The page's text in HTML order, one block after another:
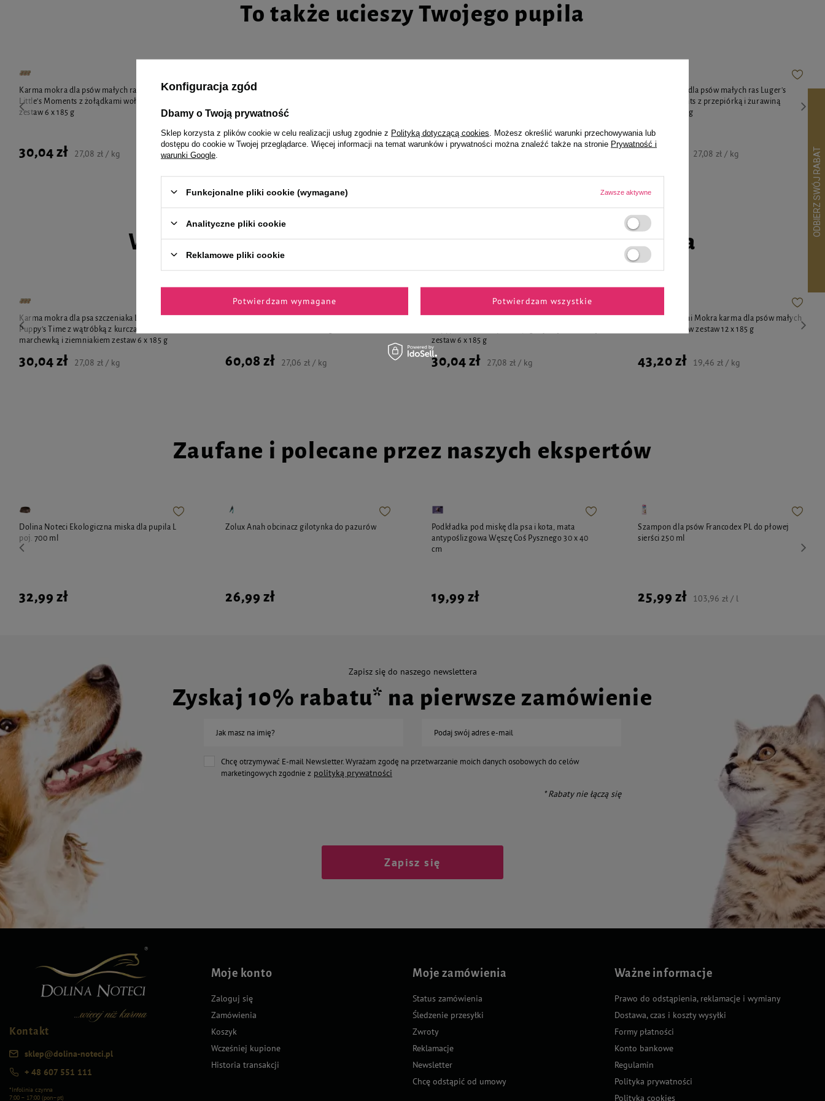
To także ucieszy Twojego pupila
Karma mokra dla psów małych ras Luger's
Little's Moments z żołądkami wołowymi i dynią
zestaw 6 x 185 g
30,04 zł 27,08 zł / kg
Karma mokra dla psów małych ras Luger's
brązowym zestaw 6 x 185 g
30,04 zł 30,04 zł
Karma mokra dla psów małych ras Luger's
Little's Moments z przepiórką i żurawiną
zestaw 6 x 185 g
30,04 zł 27,08 zł / kg
Wybrane specjalnie dla Ciebie i Twojego czworonoga
Karma mokra dla psa szczeniaka Luger's
Puppy's Time z wątróbką z kurczaka,
marchewką i ziemniakiem zestaw 6 x 185 g
30,04 zł 27,08 zł / kg 60,08 zł 27,06 zł / kg
zestaw 6 x 185 g
30,04 zł 27,08 zł / kg
Super Rafi Mini Mokra karma dla psów małych
ras mix smaków zestaw 12 x 185 g
43,20 zł 19,46 zł / kg
Zaufane i polecane przez naszych ekspertów
Dolina Noteci Ekologiczna miska dla pupila L
poj. 700 ml
32,99 zł
Zolux Anah obcinacz gilotynka do pazurów
26,99 zł
Podkładka pod miskę dla psa i kota, mata
antypoślizgowa Węszę Coś Pysznego 30 x 40
cm
19,99 zł
Szampon dla psów Francodex PL do płowej
sierści 250 ml
25,99 zł 103,96 zł / l
Zapisz się do naszego newslettera
Zyskaj 10% rabatu* na pierwsze zamówienie
Jak masz na imię? Podaj swój adres e-mail
Chcę otrzymywać E-mail Newsletter. Wyrażam zgodę na przetwarzanie moich danych osobowych do celów
marketingowych zgodnie z polityką prywatności
* Rabaty nie łączą się
Zapisz się
Kontakt
sklep@dolina-noteci.pl
+ 48 607 551 111
*Infolinia czynna
7:00 – 17:00 (pon–pt)
Moje konto
Zaloguj się
Zamówienia
Koszyk
Wcześniej kupione
Historia transakcji
Moje zamówienia
Status zamówienia
Śledzenie przesyłki
Zwroty
Reklamacje
Newsletter
Chcę odstąpić od umowy
Ważne informacje
Prawo do odstąpienia, reklamacje i wymiany
Dostawa, czas i koszty wysyłki
Formy płatności
Konto bankowe
Regulamin
Polityka prywatności
Polityka cookies
Konfiguracja zgód
Dbamy o Twoją prywatność
Sklep korzysta z plików cookie w celu realizacji usług zgodnie z Polityką dotyczącą cookies . Możesz określić warunki przechowywania lub
dostępu do cookie w Twojej przeglądarce. Więcej informacji na temat warunków i prywatności można znaleźć także na stronie Prywatność i
warunki Google
Funkcjonalne pliki cookie (wymagane) Zawsze aktywne
Analityczne pliki cookie
Reklamowe pliki cookie
Potwierdzam wymagane Potwierdzam wszystkie